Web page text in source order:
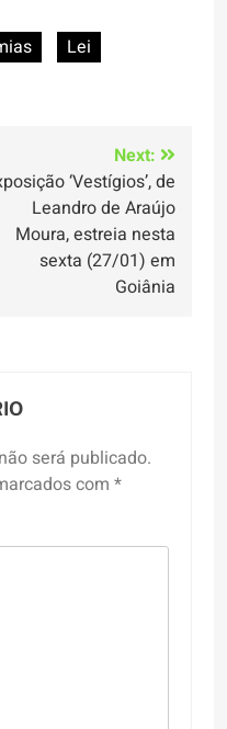
Lei
Next:
‘Vestígios’, de
Leandro de Araújo
Moura, estreia nesta
sexta (27/01) em
Goiânia
será publicado.
com *